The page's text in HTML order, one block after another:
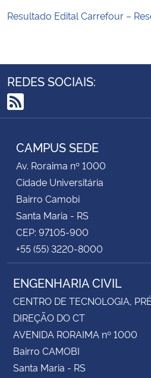
Resultado Edital Carrefour –
REDES SOCIAIS:
RSS
CAMPUS SEDE
Av. Roraima nº 1000
Cidade Universitária
Bairro Camobi
Santa Maria - RS
CEP: 97105-900
+55 (55) 3220-8000
ENGENHARIA CIVIL
CENTRO DE TECNOLOGIA,
DIREÇÃO DO CT
AVENIDA RORAIMA nº 1000
Bairro CAMOBI
Santa Maria - RS